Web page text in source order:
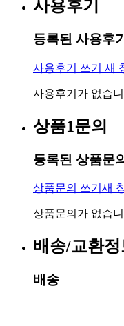
사용후기
등록된 사용후기
사용후기 쓰기 새
사용후기가 없습
상품1문의
등록된 상품문
상품문의 쓰기 새
상품문의가 없습
배송/교환정
배송